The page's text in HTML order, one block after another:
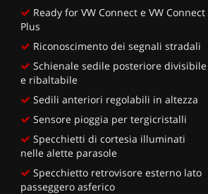
Ready for VW Connect e VW Connect
Plus
Riconoscimento dei segnali stradali
Schienale sedile posteriore divisibile
e ribaltabile
Sedili anteriori regolabili in altezza
Sensore pioggia per tergicristalli
Specchietti di cortesia illuminati
nelle alette parasole
Specchietto retrovisore esterno lato
passeggero asferico